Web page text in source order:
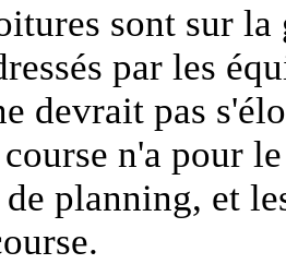
sont sur
par les
devrait pas
n'a pour
de planning, et